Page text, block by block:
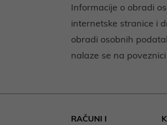
Informacije o obradi
internetske stranice i
obradi osobnih
nalaze se na poveznici
RAČUNI I